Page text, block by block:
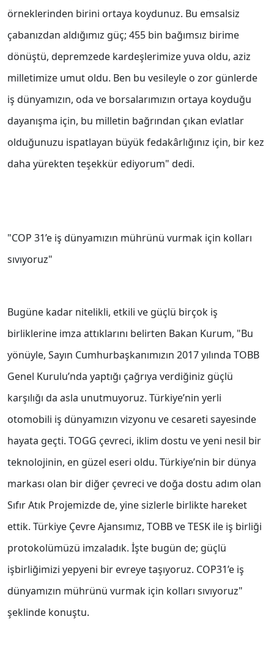
örneklerinden birini ortaya koydunuz. Bu emsalsiz
çabanızdan aldığımız güç; 455 bin bağımsız birime
dönüştü, depremzede kardeşlerimize yuva oldu, aziz
milletimize umut oldu. Ben bu vesileyle o zor günlerde
iş dünyamızın, oda ve borsalarımızın ortaya koyduğu
dayanışma için, bu milletin bağrından çıkan evlatlar
olduğunuzu ispatlayan büyük fedakârlığınız için, bir kez
daha yürekten teşekkür ediyorum" dedi.
"COP 31’e iş dünyamızın mührünü vurmak için kolları
sıvıyoruz"
Bugüne kadar nitelikli, etkili ve güçlü birçok iş
birliklerine imza attıklarını belirten Bakan Kurum, "Bu
yönüyle, Sayın Cumhurbaşkanımızın 2017 yılında TOBB
Genel Kurulu’nda yaptığı çağrıya verdiğiniz güçlü
karşılığı da asla unutmuyoruz. Türkiye’nin yerli
otomobili iş dünyamızın vizyonu ve cesareti sayesinde
hayata geçti. TOGG çevreci, iklim dostu ve yeni nesil bir
teknolojinin, en güzel eseri oldu. Türkiye’nin bir dünya
markası olan bir diğer çevreci ve doğa dostu adım olan
Sıfır Atık Projemizde de, yine sizlerle birlikte hareket
ettik. Türkiye Çevre Ajansımız, TOBB ve TESK ile iş birliği
protokolümüzü imzaladık. İşte bugün de; güçlü
işbirliğimizi yepyeni bir evreye taşıyoruz. COP31’e iş
dünyamızın mührünü vurmak için kolları sıvıyoruz"
şeklinde konuştu.